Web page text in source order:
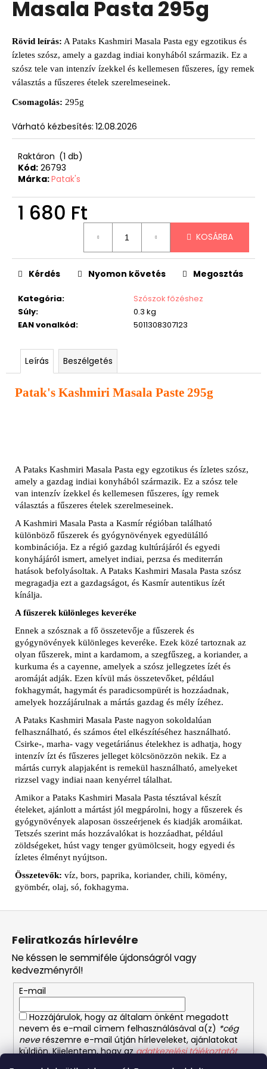
Masala Pasta 295g
Rövid leírás: A Pataks Kashmiri Masala Pasta egy egzotikus és
ízletes szósz, amely a gazdag indiai konyhából származik. Ez a
szósz tele van intenzív ízekkel és kellemesen fűszeres, így remek
választás a fűszeres ételek szerelmeseinek.
Csomagolás: 295g
Várható kézbesítés: 12.08.2026
Raktáron (1 db)
Kód: 26793
Márka:Patak's
1 680 Ft
KOSÁRBA
Kategória:
Szószok főzéshez
Súly:
0.3 kg
EAN vonalkód: 5011308307123
Kérdés Nyomon követés Megosztás
Leírás Beszélgetés
Patak's Kashmiri Masala Paste 295g
A Pataks Kashmiri Masala Pasta egy egzotikus és ízletes szósz,
amely a gazdag indiai konyhából származik. Ez a szósz tele
van intenzív ízekkel és kellemesen fűszeres, így remek
választás a fűszeres ételek szerelmeseinek.
A Kashmiri Masala Pasta a Kasmír régióban található
különböző fűszerek és gyógynövények egyedülálló
kombinációja. Ez a régió gazdag kultúrájáról és egyedi
konyhájáról ismert, amelyet indiai, perzsa és mediterrán
hatások befolyásoltak. A Pataks Kashmiri Masala Pasta szósz
megragadja ezt a gazdagságot, és Kasmír autentikus ízét
kínálja.
A fűszerek különleges keveréke
Ennek a szósznak a fő összetevője a fűszerek és
gyógynövények különleges keveréke. Ezek közé tartoznak az
olyan fűszerek, mint a kardamom, a szegfűszeg, a koriander, a
kurkuma és a cayenne, amelyek a szósz jellegzetes ízét és
aromáját adják. Ezen kívül más összetevőket, például
fokhagymát, hagymát és paradicsompürét is hozzáadnak,
amelyek hozzájárulnak a mártás gazdag és mély ízéhez.
A Pataks Kashmiri Masala Paste nagyon sokoldalúan
felhasználható, és számos étel elkészítéséhez használható.
Csirke-, marha- vagy vegetáriánus ételekhez is adhatja, hogy
intenzív ízt és fűszeres jelleget kölcsönözzön nekik. Ez a
mártás curryk alapjaként is remekül használható, amelyeket
rizzsel vagy indiai naan kenyérrel tálalhat.
Amikor a Pataks Kashmiri Masala Pasta tésztával készít
ételeket, ajánlott a mártást jól megpárolni, hogy a fűszerek és
gyógynövények alaposan összeérjenek és kiadják aromáikat.
Tetszés szerint más hozzávalókat is hozzáadhat, például
zöldségeket, húst vagy tenger gyümölcseit, hogy egyedi és
ízletes élményt nyújtson.
Összetevők: víz, bors, paprika, koriander, chili, kömény,
gyömbér, olaj, só, fokhagyma.
L
Feliratkozás hírlevélre
Ne késsen le semmiféle újdonságról vagy
kedvezményről!
E-mail
Hozzájárulok, hogy az általam önként megadott
nevem és e-mail címem felhasználásával a(z) *cég
neverészemre e-mail útján hírleveleket, ajánlatokat
küldjön. Kijelentem, hogy azadatkezelési tájékoztatót